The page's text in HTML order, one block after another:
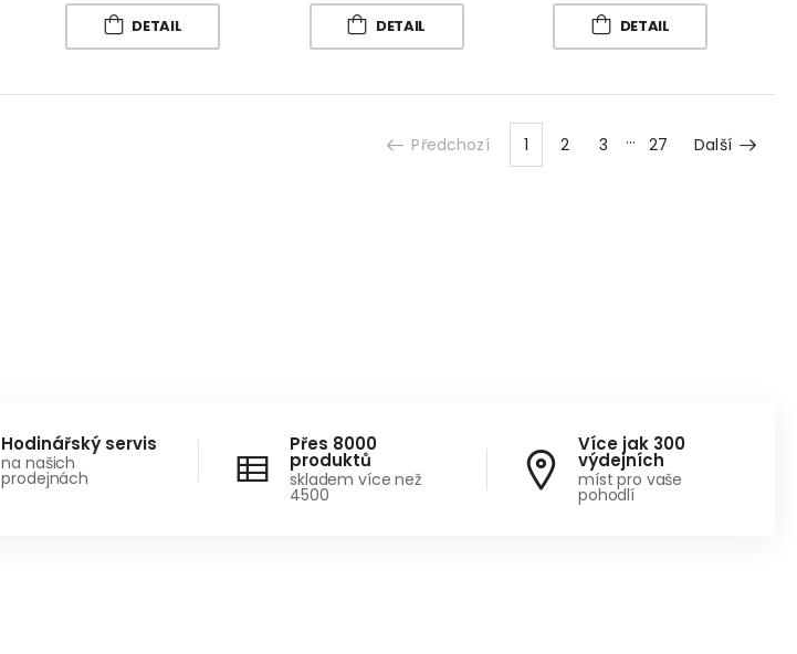
DETAIL DETAIL DETAIL
Předchozí 1 2 3 27 Další
Hodinářský servis
na našich
prodejnách
Přes 8000
produktů
skladem více než
4500
Více jak 300
výdejních
míst pro vaše
pohodlí